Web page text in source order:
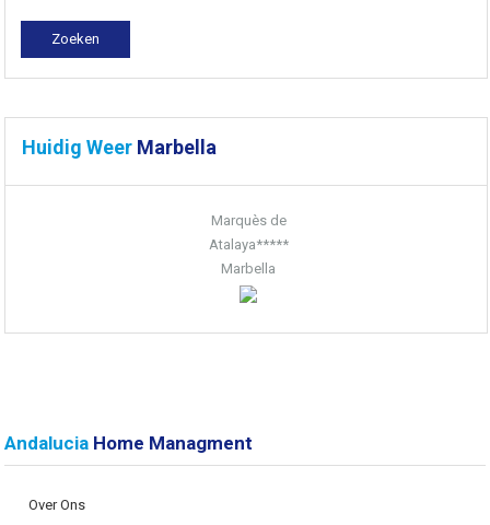
Huidig Weer Marbella
Marquès de
Atalaya*****
Marbella
Andalucia Home Managment
Over Ons